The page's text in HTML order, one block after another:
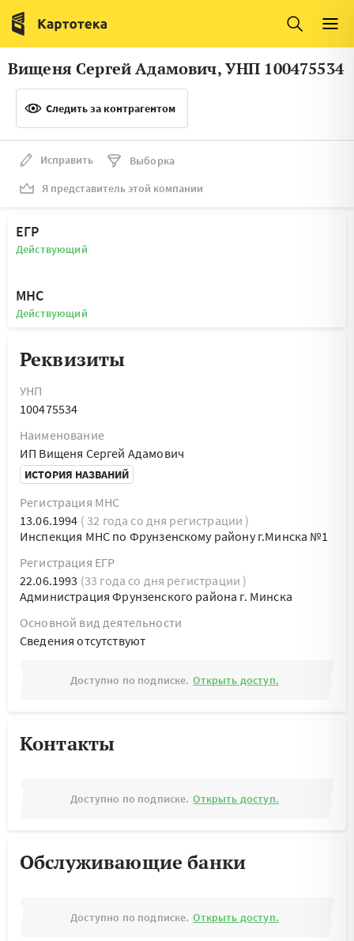
Италия
Люксембург
Литва
Нидерланды
Вищеня Сергей Адамович, УНП 100475534
Следить за контрагентом
Исправить
Выборка
Я представитель этой компании
ЕГР
Действующий
МНС
Действующий
Реквизиты
УНП
100475534
Наименование
ИП Вищеня Сергей Адамович
ИСТОРИЯ НАЗВАНИЙ
Регистрация МНС
13.06.1994 ( 32 года со дня регистрации )
Инспекция МНС по Фрунзенскому району г.Минска №1
Регистрация ЕГР
22.06.1993 (33 года со дня регистрации )
Администрация Фрунзенского района г. Минска
Основной вид деятельности
Cведения отсутствуют
Доступно по подписке. Открыть доступ.
Контакты
Доступно по подписке. Открыть доступ.
Обслуживающие банки
Доступно по подписке. Открыть доступ.